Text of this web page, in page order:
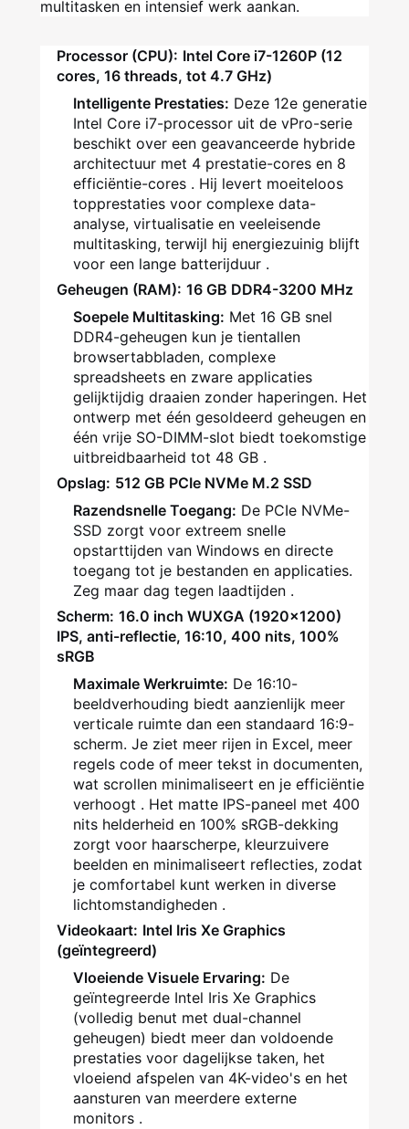
multitasken en intensief werk aankan.
Processor (CPU): Intel Core i7-1260P (12
cores, 16 threads, tot 4.7 GHz)
Intelligente Prestaties: Deze 12e generatie
Intel Core i7-processor uit de vPro-serie
beschikt over een geavanceerde hybride
architectuur met 4 prestatie-cores en 8
efficiëntie-cores . Hij levert moeiteloos
topprestaties voor complexe data-
analyse, virtualisatie en veeleisende
multitasking, terwijl hij energiezuinig blijft
voor een lange batterijduur .
Geheugen (RAM): 16 GB DDR4-3200 MHz
Soepele Multitasking: Met 16 GB snel
DDR4-geheugen kun je tientallen
browsertabbladen, complexe
spreadsheets en zware applicaties
gelijktijdig draaien zonder haperingen. Het
ontwerp met één gesoldeerd geheugen en
één vrije SO-DIMM-slot biedt toekomstige
uitbreidbaarheid tot 48 GB .
Opslag: 512 GB PCIe NVMe M.2 SSD
Razendsnelle Toegang: De PCIe NVMe-
SSD zorgt voor extreem snelle
opstarttijden van Windows en directe
toegang tot je bestanden en applicaties.
Zeg maar dag tegen laadtijden .
Scherm: 16.0 inch WUXGA (1920x1200)
IPS, anti-reflectie, 16:10, 400 nits, 100%
sRGB
Maximale Werkruimte: De 16:10-
beeldverhouding biedt aanzienlijk meer
verticale ruimte dan een standaard 16:9-
scherm. Je ziet meer rijen in Excel, meer
regels code of meer tekst in documenten,
wat scrollen minimaliseert en je efficiëntie
verhoogt . Het matte IPS-paneel met 400
nits helderheid en 100% sRGB-dekking
zorgt voor haarscherpe, kleurzuivere
beelden en minimaliseert reflecties, zodat
je comfortabel kunt werken in diverse
lichtomstandigheden .
Videokaart: Intel Iris Xe Graphics
(geïntegreerd)
Vloeiende Visuele Ervaring: De
geïntegreerde Intel Iris Xe Graphics
(volledig benut met dual-channel
geheugen) biedt meer dan voldoende
prestaties voor dagelijkse taken, het
vloeiend afspelen van 4K-video's en het
aansturen van meerdere externe
monitors .